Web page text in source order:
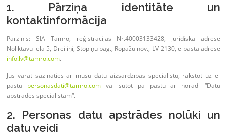
1. Pārziņa identitāte un
kontaktinformācija
Pārzinis: SIA Tamro, reģistrācijas Nr.40003133428, juridiskā adrese
Noliktavu iela 5, Dreiliņi, Stopiņu pag., Ropažu nov., LV-2130, e-pasta adrese
info.lv@tamro.com.
Jūs varat sazināties ar mūsu datu aizsardzības speciālistu, rakstot uz e-
pastu personasdati@tamro.comvai sūtot pa pastu ar norādi “Datu
apstrādes speciālistam“.
2. Personas datu apstrādes nolūki un
datu veidi